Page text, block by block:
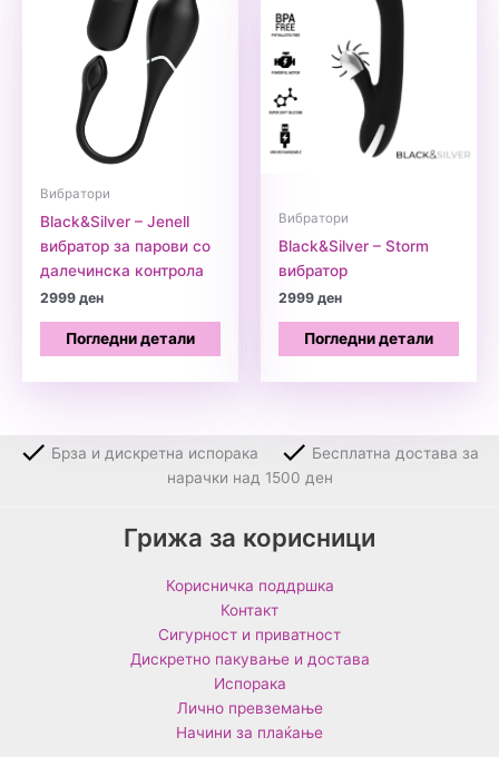
Вибратори
Black&Silver – Jenell
вибратор за парови со
далечинска контрола
2999ден
Погледни детали
Вибратори
Black&Silver – Storm
вибратор
2999ден
Погледни детали
Брза и дискретна испорака
Бесплатна достава за
нарачки над 1500 ден
Грижа за корисници
Корисничка поддршка
Контакт
Сигурност и приватност
Дискретно пакување и достава
Испорака
Лично превземање
Начини за плаќање